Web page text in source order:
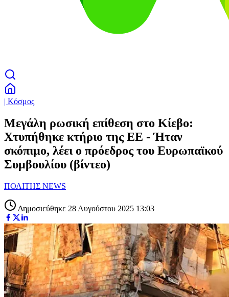
| Κόσμος
Μεγάλη ρωσική επίθεση στο Κίεβο:
Χτυπήθηκε κτήριο της ΕΕ - Ήταν
σκόπιμο, λέει ο πρόεδρος του Ευρωπαϊκού
Συμβουλίου (βίντεο)
ΠΟΛΙΤΗΣ NEWS
Δημοσιεύθηκε 28 Αυγούστου 2025 13:03